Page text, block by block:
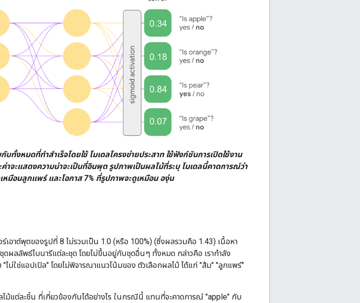
ทั้งหมดที่ทำสำเร็จโดยใช้ โมเดลโครงข่ายประสาท ใช้ฟังก์ชันการเปิดใช้งาน
าจะแสดงความน่าจะเป็นที่อินพุต รูปภาพเป็นผลไม้ที่ระบุ โมเดลนี้คาดการณ์ว่า
หมือนลูกแพร์ และโอกาส 7% ที่รูปภาพจะดูเหมือน องุ่น
ร์เอาต์พุตของรูปที่ 8 ไม่รวมเป็น 1.0 (หรือ 100%) (ซึ่งผลรวมคือ 1.43) เนื้อหา
ผลลัพธ์ไบนารีแต่ละชุด โดยไม่ขึ้นอยู่กับชุดอื่นๆ ทั้งหมด กล่าวคือ เรากำลัง
ไม่ใช่แอปเปิล" โดยไม่พิจารณาแนวโน้มของ ตัวเลือกผลไม้ ได้แก่ "ส้ม" "ลูกแพร์"
ม้แต่ละชิ้น ที่เกี่ยวข้องกันได้อย่างไร ในกรณีนี้ แทนที่จะคาดการณ์ "apple" กับ